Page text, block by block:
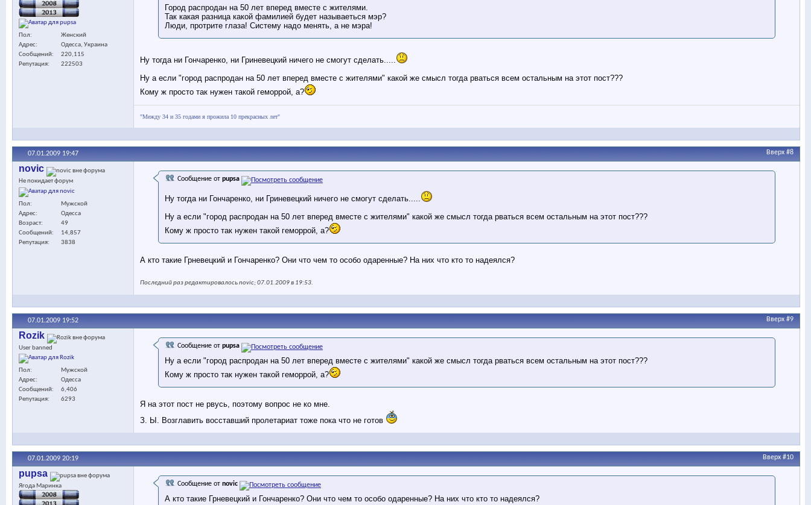
Пол
Женский
Адрес
Одесса, Украина
Сообщений
220,115
Репутация
222503
Город распродан на 50 лет вперед вместе с жителями.
Так какая разница какой фамилией будет называеться мэр?
Люди, протрите глаза! Систему надо менять, а не мэра!
Ну тогда ни Гончаренко, ни Гриневецкий ничего не смогут сделать.....
Ну а если "город распродан на 50 лет вперед вместе с жителями" какой же смысл тогда рваться всем остальным на этот пост???
Кому ж просто так нужен такой геморрой, а?
"Между 34 и 35 годами я прожила 10 прекрасных лет"
07.01.2009 19:47 Вверх #8
novic
Не покидает форум
Пол
Мужской
Адрес
Одесса
Возраст
49
Сообщений
14,857
Репутация
3838
Сообщение от pupsa
Ну тогда ни Гончаренко, ни Гриневецкий ничего не смогут сделать.....
Ну а если "город распродан на 50 лет вперед вместе с жителями" какой же смысл тогда рваться всем остальным на этот пост???
Кому ж просто так нужен такой геморрой, а?
А кто такие Грневецкий и Гончаренко? Они что чем то особо одаренные? На них что кто то надеялся?
Последний раз редактировалось novic; 07.01.2009 в 19:53.
07.01.2009 19:52 Вверх #9
Rozik
User banned
Пол
Мужской
Адрес
Одесса
Сообщений
6,406
Репутация
6293
Сообщение от pupsa
Ну а если "город распродан на 50 лет вперед вместе с жителями" какой же смысл тогда рваться всем остальным на этот пост???
Кому ж просто так нужен такой геморрой, а?
Я на этот пост не рвусь, поэтому вопрос не ко мне.
З. Ы. Возглавить восставший пролетариат тоже пока что не готов
07.01.2009 20:19 Вверх #10
pupsa
Ягода Маринка Сообщение от novic
А кто такие Грневецкий и Гончаренко? Они что чем то особо одаренные? На них что кто то надеялся?